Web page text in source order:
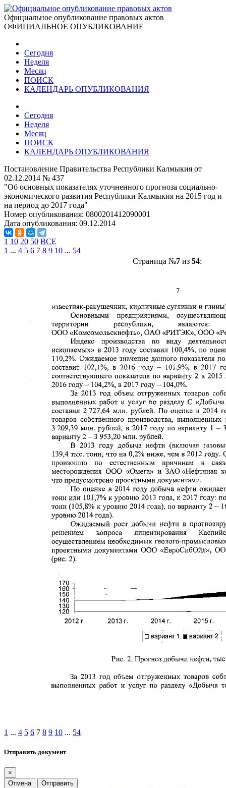
Официальное опубликование правовых актов
ОФИЦИАЛЬНОЕ ОПУБЛИКОВАНИЕ
Сегодня
Неделя
Месяц
ПОИСК
КАЛЕНДАРЬ ОПУБЛИКОВАНИЯ
Сегодня
Неделя
Месяц
ПОИСК
КАЛЕНДАРЬ ОПУБЛИКОВАНИЯ
Постановление Правительства Республики Калмыкия от
02.12.2014 № 437
"Об основных показателях уточненного прогноза социально-
экономического развития Республики Калмыкия на 2015 год и
на период до 2017 года"
Номер опубликования: 0800201412090001
Дата опубликования: 09.12.2014
1 10 20 50 ВСЕ
1 ... 4 5 6 7 8 9 10 ... 54
Страница №7из 54:
1 ... 4 5 6 7 8 9 10 ... 54
Отправить документ
×
Отмена
Отправить